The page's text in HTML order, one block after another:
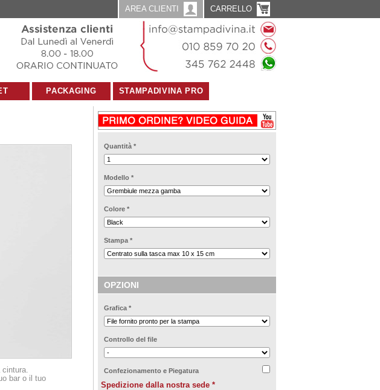
AREA CLIENTI CARRELLO
PACKAGING STAMPADIVINA PRO
bar o il tuo
Quantità *
Modello *
Colore *
Stampa *
OPZIONI
Grafica *
Controllo del file
Confezionamento e Piegatura
Spedizione dalla nostra sede *